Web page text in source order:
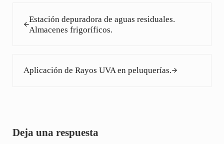
Estación depuradora de aguas residuales.
Almacenes frigoríficos.
Aplicación de Rayos UVA en peluquerías.
Deja una respuesta